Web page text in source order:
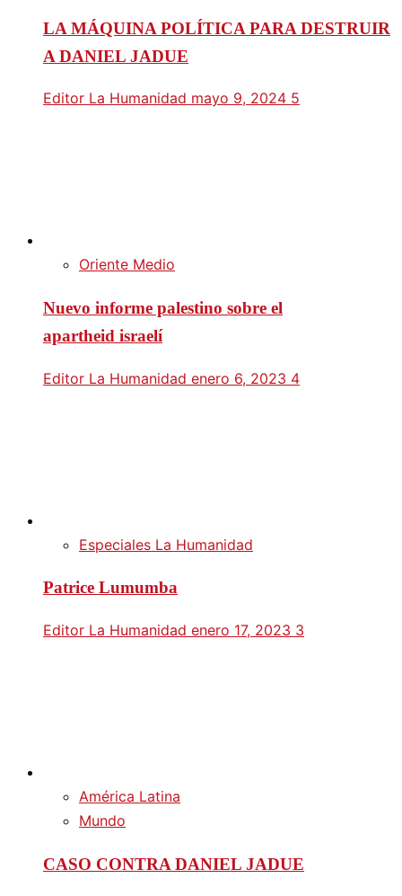
LA MÁQUINA POLÍTICA PARA DESTRUIR
A DANIEL JADUE
Editor La Humanidad mayo 9, 2024 5
Oriente Medio
Nuevo informe palestino sobre el
apartheid israelí
Editor La Humanidad enero 6, 2023 4
Especiales La Humanidad
Patrice Lumumba
Editor La Humanidad enero 17, 2023 3
América Latina
Mundo
CASO CONTRA DANIEL JADUE